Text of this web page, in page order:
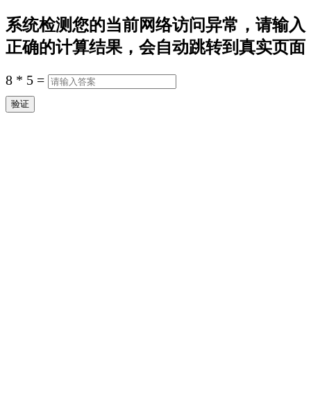
系统检测您的当前网络访问异常，请输入
正确的计算结果，会自动跳转到真实页面
8 * 5 =